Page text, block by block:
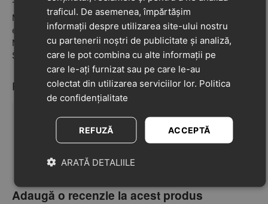
Tip Calapod: Standard (picioruse normale); Culoare: Roz;
Material branț: Alte materiale; Material exterior: Piele
ecologica si material textil; Tip captuseala: Alte materiale;
Material Talpă: Cauciuc; Grosimea tălpii: 8mm; Inchidere:
Siret; Brand: Garvalin
Recenzii
Nu au fost găsite recenzii
Adaugă o recenzie la acest produs
traficul. De asemenea, împărtășim
informații despre utilizarea site-ului nostru
cu partenerii noștri de publicitate și analiză,
care le pot combina cu alte informații pe
care le-ați furnizat sau pe care le-au
colectat din utilizarea serviciilor lor. Politica
de confidențialitate
ACCEPTĂ
REFUZĂ
ARATĂ DETALIILE